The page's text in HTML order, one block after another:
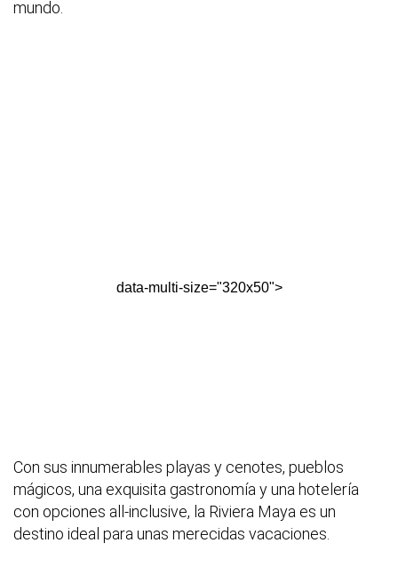
mundo.
data-multi-size="320x50">
Con sus innumerables playas y cenotes, pueblos
mágicos, una exquisita gastronomía y una hotelería
con opciones all-inclusive, la Riviera Maya es un
destino ideal para unas merecidas vacaciones.